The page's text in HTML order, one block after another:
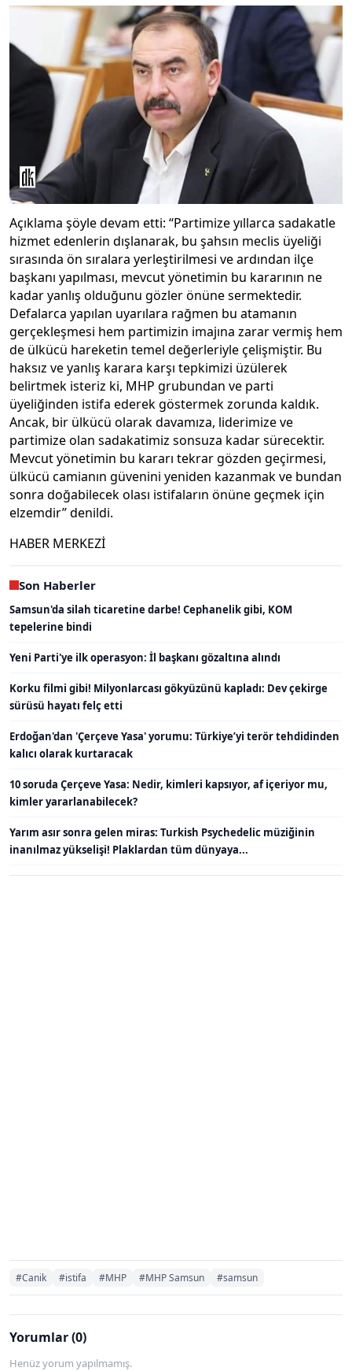
Açıklama şöyle devam etti: “Partimize yıllarca sadakatle
hizmet edenlerin dışlanarak, bu şahsın meclis üyeliği
sırasında ön sıralara yerleştirilmesi ve ardından ilçe
başkanı yapılması, mevcut yönetimin bu kararının ne
kadar yanlış olduğunu gözler önüne sermektedir.
Defalarca yapılan uyarılara rağmen bu atamanın
gerçekleşmesi hem partimizin imajına zarar vermiş hem
de ülkücü hareketin temel değerleriyle çelişmiştir. Bu
haksız ve yanlış karara karşı tepkimizi üzülerek
belirtmek isteriz ki, MHP grubundan ve parti
üyeliğinden istifa ederek göstermek zorunda kaldık.
Ancak, bir ülkücü olarak davamıza, liderimize ve
partimize olan sadakatimiz sonsuza kadar sürecektir.
Mevcut yönetimin bu kararı tekrar gözden geçirmesi,
ülkücü camianın güvenini yeniden kazanmak ve bundan
sonra doğabilecek olası istifaların önüne geçmek için
elzemdir” denildi.
HABER MERKEZİ
Son Haberler
Samsun'da silah ticaretine darbe! Cephanelik gibi, KOM
tepelerine bindi
Yeni Parti'ye ilk operasyon: İl başkanı gözaltına alındı
Korku filmi gibi! Milyonlarcası gökyüzünü kapladı: Dev çekirge
sürüsü hayatı felç etti
Erdoğan'dan 'Çerçeve Yasa' yorumu: Türkiye’yi terör tehdidinden
kalıcı olarak kurtaracak
10 soruda Çerçeve Yasa: Nedir, kimleri kapsıyor, af içeriyor mu,
kimler yararlanabilecek?
Yarım asır sonra gelen miras: Turkish Psychedelic müziğinin
inanılmaz yükselişi! Plaklardan tüm dünyaya...
#Canik #istifa #MHP #MHP Samsun #samsun
Yorumlar (0)
Henüz yorum yapılmamış.